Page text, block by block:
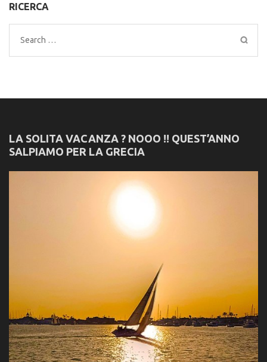
RICERCA
Search
for:
LA SOLITA VACANZA ? NOOO !! QUEST’ANNO
SALPIAMO PER LA GRECIA